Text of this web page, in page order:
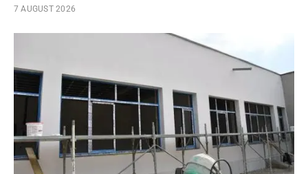
7 AUGUST 2026